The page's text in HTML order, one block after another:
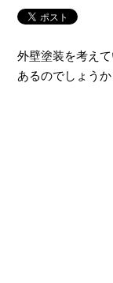
外壁塗装を考え
あるのでしょうか